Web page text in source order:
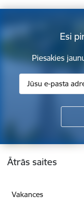
Esi
Piesakies
Kājene
Ātrās saites
Vakances